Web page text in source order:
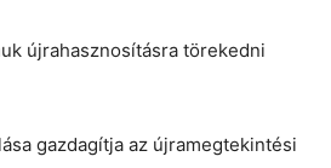
újrahasznosításra törekedni
gazdagítja az újramegtekintési